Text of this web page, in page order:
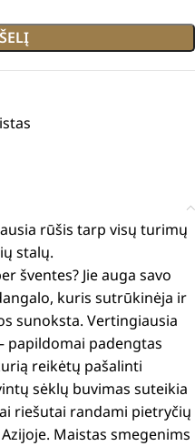
rūšis tarp visų turimų
stalų.
šventes? Jie auga savo
kuris sutrūkinėja ir
sunoksta. Vertingiausia
papildomai padengtas
reikėtų pašalinti
sėklų buvimas suteikia
riešutai randami pietryčių
Maistas smegenims